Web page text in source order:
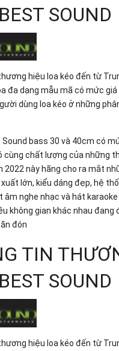
SOUND
hiệu loa kéo đến từ
đa dạng mẫu mã có mức giá
dùng loa kéo ở những
Sound bass 30 và 40cm có
cùng chất lượng của những
2022 này hãng cho ra mắt
lớn, kiểu dáng đẹp, hệ
âm nghe nhạc và hát karaoke
không gian khác nhau đang
đón
TIN
SOUND
hiệu loa kéo đến từ